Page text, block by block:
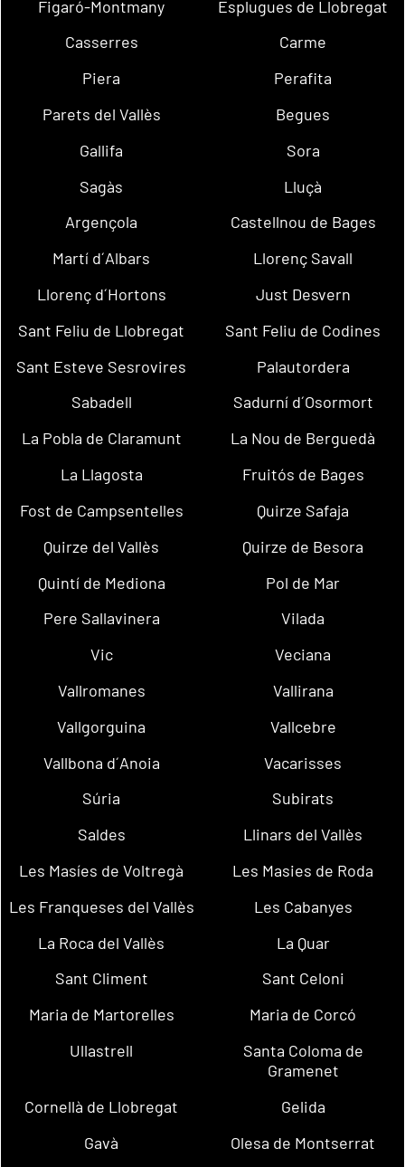
Figaró-Montmany
Esplugues de Llobregat
Casserres
Carme
Piera
Perafita
Parets del Vallès
Begues
Gallifa
Sora
Sagàs
Lluçà
Argençola
Castellnou de Bages
Martí d´Albars
Llorenç Savall
Llorenç d´Hortons
Just Desvern
Sant Feliu de Llobregat
Sant Feliu de Codines
Sant Esteve Sesrovires
Palautordera
Sabadell
Sadurní d´Osormort
La Pobla de Claramunt
La Nou de Berguedà
La Llagosta
Fruitós de Bages
Fost de Campsentelles
Quirze Safaja
Quirze del Vallès
Quirze de Besora
Quintí de Mediona
Pol de Mar
Pere Sallavinera
Vilada
Vic
Veciana
Vallromanes
Vallirana
Vallgorguina
Vallcebre
Vallbona d´Anoia
Vacarisses
Súria
Subirats
Saldes
Llinars del Vallès
Les Masíes de Voltregà
Les Masies de Roda
Les Franqueses del Vallès
Les Cabanyes
La Roca del Vallès
La Quar
Sant Climent
Sant Celoni
Maria de Martorelles
Maria de Corcó
Ullastrell
Santa Coloma de
Gramenet
Cornellà de Llobregat
Gelida
Gavà
Olesa de Montserrat